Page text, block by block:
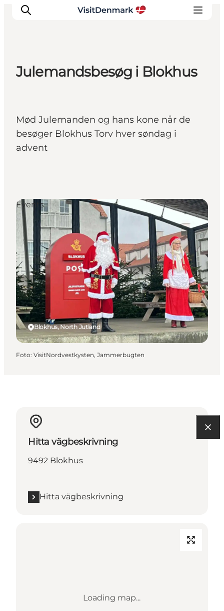
Aktiviteter
Övernatta
Planera resan
Julemandsbesøg i Blokhus
Mød Julemanden og hans kone når de
besøger Blokhus Torv hver søndag i
advent
Blokhus, North Jutland
Events
Foto: VisitNordvestkysten, Jammerbugten
Hitta vägbeskrivning
9492 Blokhus
Hitta vägbeskrivning
Loading map...